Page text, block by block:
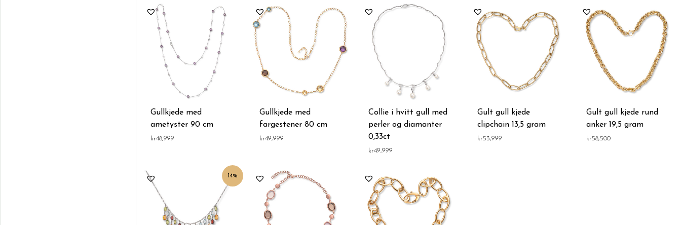
Gullkjede med
ametyster 90 cm
kr48,999
Gullkjede med
fargestener 80 cm
kr49,999
Collie i hvitt gull med
perler og diamanter
0,33ct
kr49,999
Gult gull kjede
clipchain 13,5 gram
kr53,999
Gult gull kjede rund
anker 19,5 gram
kr58,500
14%
Nåværende
kr59,999.